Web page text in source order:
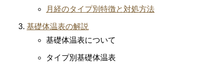
月経のタイプ別特徴と対処方法
基礎体温表の解説
基礎体温表について
タイプ別基礎体温表